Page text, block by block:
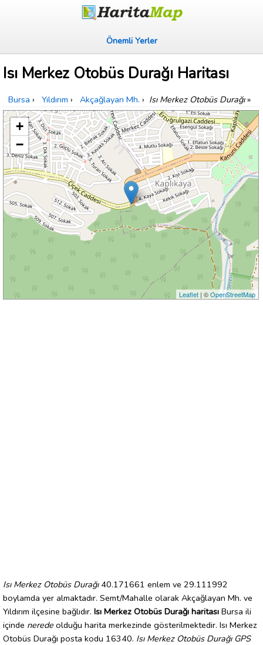
Önemli Yerler
Isı Merkez Otobüs Durağı Haritası
Bursa › Yıldırım › Akçağlayan Mh. › Isı Merkez Otobüs Durağı»
+
−
Leaflet| ©OpenStreetMap
Isı Merkez Otobüs Durağı40.171661 enlem ve 29.111992
boylamda yer almaktadır. Semt/Mahalle olarak Akçağlayan Mh. ve
Yıldırım ilçesine bağlıdır. Isı Merkez Otobüs Durağı haritası Bursa ili
içinde nerede olduğu harita merkezinde gösterilmektedir. Isı Merkez
Otobüs Durağı posta kodu 16340. Isı Merkez Otobüs Durağı GPS